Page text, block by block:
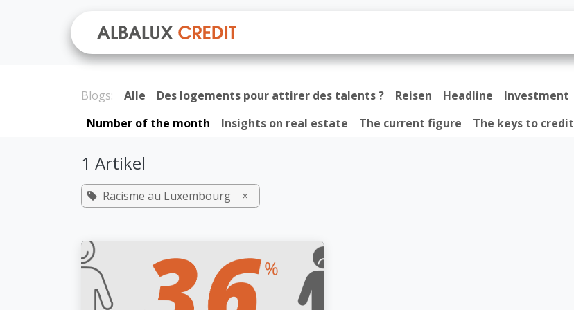
Blogs: Alle Des logements pour attirer des talents ? Reisen Headline Investment
Number of the month
Insights on real estate The current figure The keys to credit
1 Artikel
Racisme au Luxembourg ×